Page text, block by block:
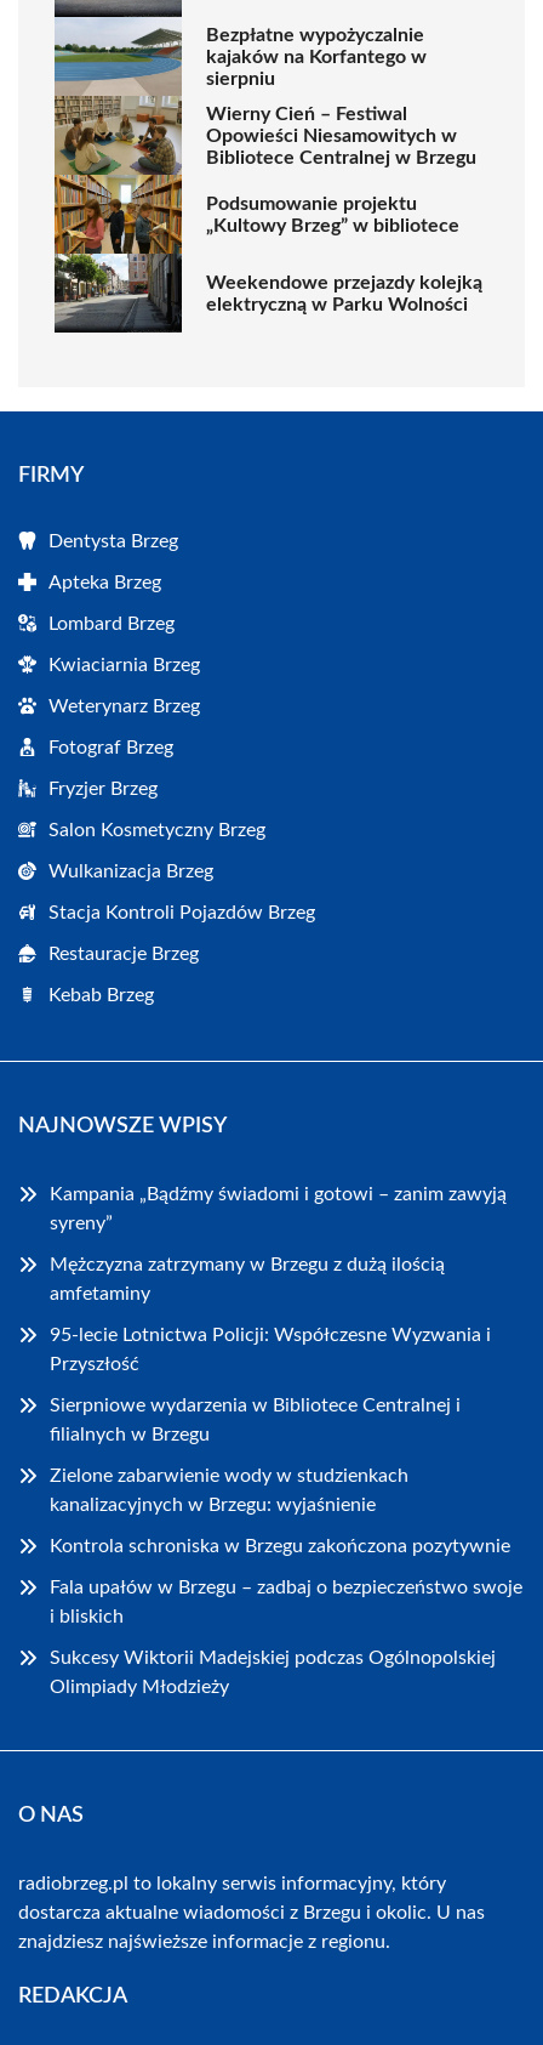
Bezpłatne wypożyczalnie
kajaków na Korfantego w
sierpniu
Wierny Cień – Festiwal
Opowieści Niesamowitych w
Bibliotece Centralnej w Brzegu
Podsumowanie projektu
„Kultowy Brzeg” w bibliotece
Weekendowe przejazdy kolejką
elektryczną w Parku Wolności
FIRMY
Dentysta Brzeg
Apteka Brzeg
Lombard Brzeg
Kwiaciarnia Brzeg
Weterynarz Brzeg
Fotograf Brzeg
Fryzjer Brzeg
Salon Kosmetyczny Brzeg
Wulkanizacja Brzeg
Stacja Kontroli Pojazdów Brzeg
Restauracje Brzeg
Kebab Brzeg
NAJNOWSZE WPISY
Kampania „Bądźmy świadomi i gotowi – zanim zawyją
syreny”
Mężczyzna zatrzymany w Brzegu z dużą ilością
amfetaminy
95-lecie Lotnictwa Policji: Współczesne Wyzwania i
Przyszłość
Sierpniowe wydarzenia w Bibliotece Centralnej i
filialnych w Brzegu
Zielone zabarwienie wody w studzienkach
kanalizacyjnych w Brzegu: wyjaśnienie
Kontrola schroniska w Brzegu zakończona pozytywnie
Fala upałów w Brzegu – zadbaj o bezpieczeństwo swoje
i bliskich
Sukcesy Wiktorii Madejskiej podczas Ogólnopolskiej
Olimpiady Młodzieży
O NAS
radiobrzeg.pl to lokalny serwis informacyjny, który
dostarcza aktualne wiadomości z Brzegu i okolic. U nas
znajdziesz najświeższe informacje z regionu.
REDAKCJA